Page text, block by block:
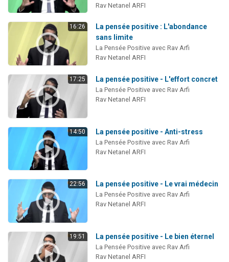
Rav Netanel ARFI
16:26
La pensée positive : L'abondance
sans limite
La Pensée Positive avec Rav Arfi
Rav Netanel ARFI
17:25 La pensée positive - L'effort concret
La Pensée Positive avec Rav Arfi
Rav Netanel ARFI
14:50 La pensée positive - Anti-stress
La Pensée Positive avec Rav Arfi
Rav Netanel ARFI
22:56 La pensée positive - Le vrai médecin
La Pensée Positive avec Rav Arfi
Rav Netanel ARFI
19:51 La pensée positive - Le bien éternel
La Pensée Positive avec Rav Arfi
Rav Netanel ARFI